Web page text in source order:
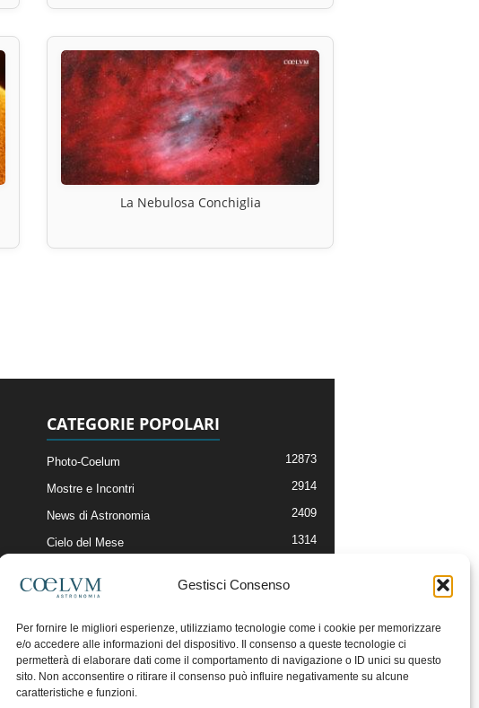
Gestisci Consenso
Per fornire le migliori esperienze, utilizziamo tecnologie come i cookie per memorizzare
e/o accedere alle informazioni del dispositivo. Il consenso a queste tecnologie ci
permetterà di elaborare dati come il comportamento di navigazione o ID unici su questo
sito. Non acconsentire o ritirare il consenso può influire negativamente su alcune
caratteristiche e funzioni.
La Nebulosa Conchiglia
CATEGORIE POPOLARI
Photo-Coelum 12873
Mostre e Incontri 2914
News di Astronomia 2409
Cielo del Mese 1314
Articoli e Risorse On-Line
Il Blog della Redazione